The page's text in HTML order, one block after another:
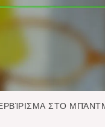
ΣΤΟ